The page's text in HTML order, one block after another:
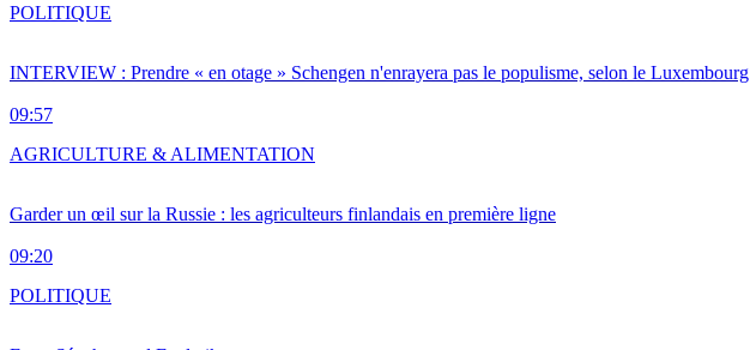
INTERVIEW : Prendre « en otage » Schengen n'enrayera pas le populisme, selon le Luxembourg
09:57
POLITIQUE
Garder un œil sur la Russie : les agriculteurs finlandais en première ligne
09:20
AGRICULTURE & ALIMENTATION
POLITIQUE